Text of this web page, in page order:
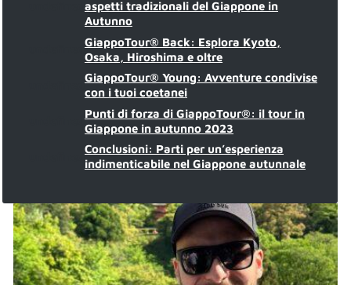
aspetti tradizionali del Giappone in
Autunno
GiappoTour® Back: Esplora Kyoto,
Osaka, Hiroshima e oltre
GiappoTour® Young: Avventure condivise
con i tuoi coetanei
Punti di forza di GiappoTour®: il tour in
Giappone in autunno 2023
Conclusioni: Parti per un’esperienza
indimenticabile nel Giappone autunnale